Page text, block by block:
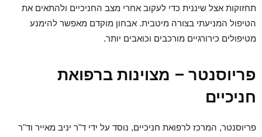
תחזוקות אצל שיננית כדי לעקוב אחרי מצב החניכיים ולהתאים את
הטיפול המניעתי בצורה מיטבית. אבחון מוקדם מאפשר להימנע
מטיפולים כירורגיים מורכבים וכואבים יותר.
פריוסנטר – מצוינות ברפואת
חניכיים
פריוסנטר, המרכז לרפואת חניכיים, נוסד על ידי ד"ר יניב מאייר וד"ר